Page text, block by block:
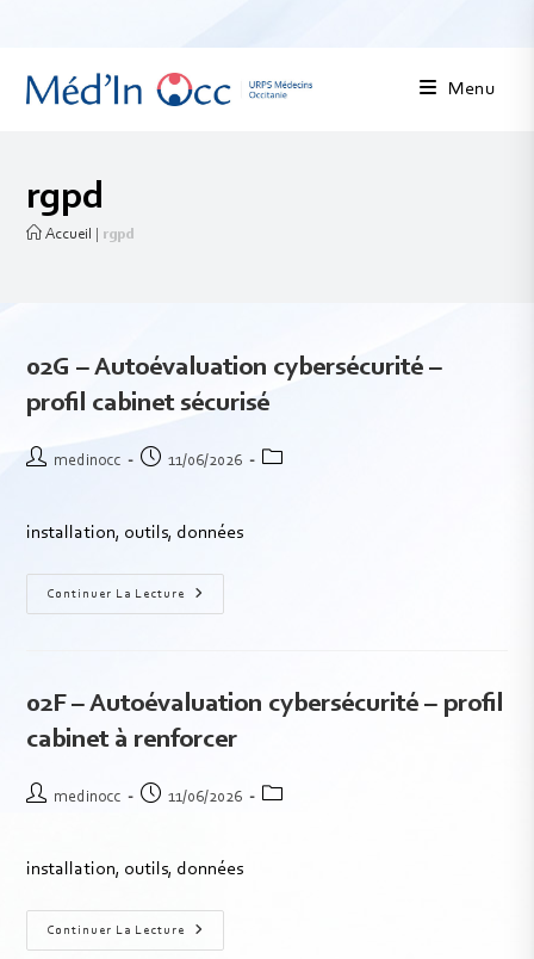
Menu
rgpd
Accueil rgpd
02G – Autoévaluation cybersécurité –
profil cabinet sécurisé
medinocc 11/06/2026
installation, outils, données
Continuer La Lecture
02F – Autoévaluation cybersécurité – profil
cabinet à renforcer
medinocc 11/06/2026
installation, outils, données
Continuer La Lecture